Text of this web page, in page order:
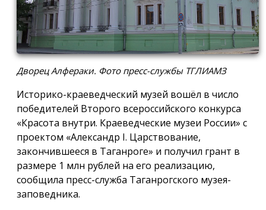
Дворец Алфераки. Фото пресс-службы ТГЛИАМЗ
Историко-краеведческий музей вошёл в число
победителей Второго всероссийского конкурса
«Красота внутри. Краеведческие музеи России» с
проектом «Александр I. Царствование,
закончившееся в Таганроге» и получил грант в
размере 1 млн рублей на его реализацию,
сообщила пресс-служба Таганрогского музея-
заповедника.